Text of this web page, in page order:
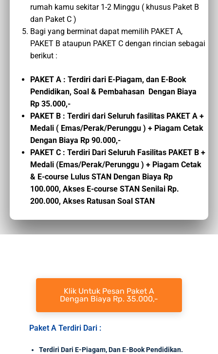
rumah kamu sekitar 1-2 Minggu ( khusus Paket B
dan Paket C )
Bagi yang berminat dapat memilih PAKET A,
PAKET B ataupun PAKET C dengan rincian sebagai
berikut :
PAKET A : Terdiri dari E-Piagam, dan E-Book
Pendidikan, Soal & Pembahasan Dengan Biaya
Rp 35.000,-
PAKET B : Terdiri dari Seluruh fasilitas PAKET A +
Medali ( Emas/Perak/Perunggu ) + Piagam Cetak
Dengan Biaya Rp 90.000,-
PAKET C : Terdiri Dari Seluruh Fasilitas PAKET B +
Medali (Emas/Perak/Perunggu ) + Piagam Cetak
& E-course Lulus STAN Dengan Biaya Rp
100.000, Akses E-course STAN Senilai Rp.
200.000, Akses Ratusan Soal STAN
Klik Untuk Pesan Paket A
Dengan Biaya Rp. 35.000,-
Paket A Terdiri Dari :
Terdiri Dari E-Piagam, Dan E-Book Pendidikan.